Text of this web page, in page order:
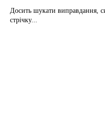
Досить шукати виправдання,
стрічку...